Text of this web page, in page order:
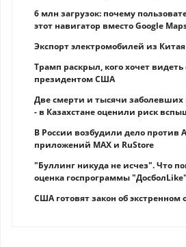
6 млн загрузок: почему
этот навигатор вместо Google
Экспорт электромобилей из
Трамп раскрыл, кого хочет
президентом США
Две смерти и тысячи заболевших
- в Казахстане оценили риск
В России возбудили дело против
приложений MAX и RuStore
"Буллинг никуда не исчез". Что
оценка госпрограммы "ДосболLike"
США готовят закон об